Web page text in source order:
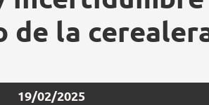
de la
19/02/2025